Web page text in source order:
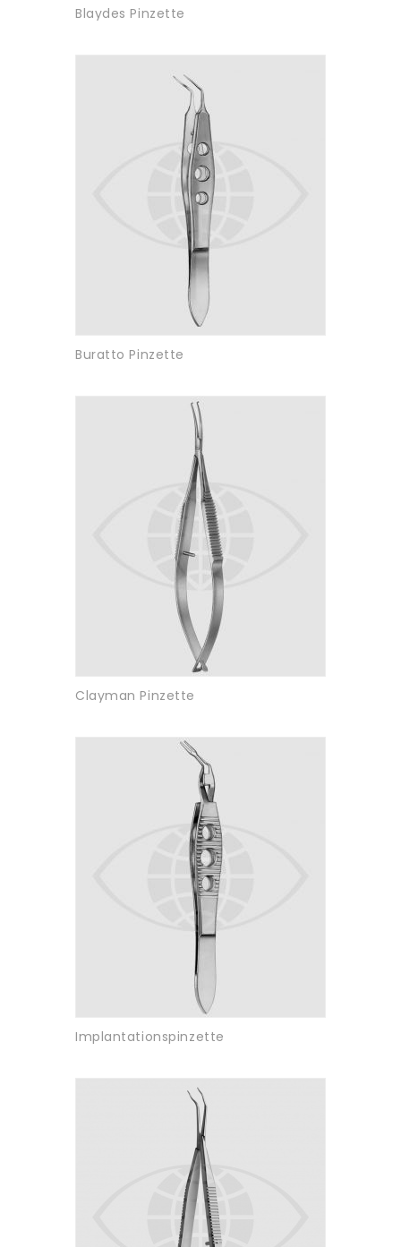
Blaydes Pinzette
Buratto Pinzette
Clayman Pinzette
Implantationspinzette